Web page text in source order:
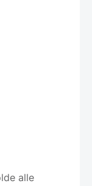
alle